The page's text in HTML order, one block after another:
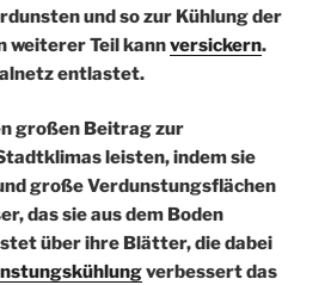
und so zur Kühlung der
weiterer Teil kannversickern.
entlastet.
großen Beitrag zur
leisten, indem sie
große Verdunstungsflächen
das sie aus dem Boden
über ihre Blätter, die dabei
verbessert das